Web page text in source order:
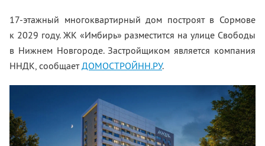
17-этажный многоквартирный дом построят в Сормове
к 2029 году. ЖК «Имбирь» разместится на улице Свободы
в Нижнем Новгороде. Застройщиком является компания
ННДК, сообщаетДОМОСТРОЙНН.РУ.